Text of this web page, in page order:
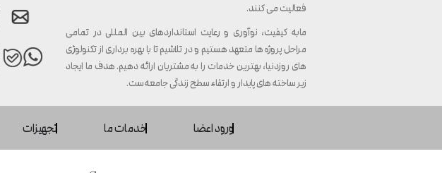
فعالیت می کنند.
مابه کیفیت، نوآوری و رعایت استانداردهای بین المللی در تمامی
مراحل پروژه ها متعهد هستیم و در تلاشیم تا با بهره برداری از تکنولوژی
های روزدنیا، بهترین خدمات را به مشتریان ارائه دهیم. هدف ما ایجاد
زیر ساخته های پایدار و ارتقاء سطح زندگی جامعه ست.
ورود اعضا خدمات ما تجهیزات